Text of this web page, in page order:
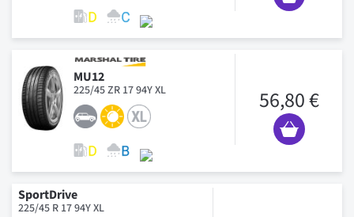
MU12
225/45 ZR 17 94Y XL 56,80 €
SportDrive
225/45 R 17 94Y XL